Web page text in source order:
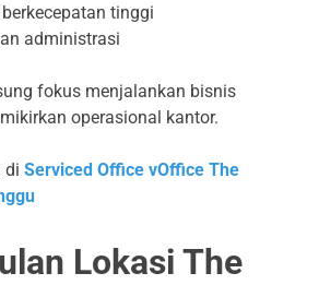
tinggi
administrasi
fokus menjalankan bisnis
operasional kantor.
di Serviced Office vOffice The
Lokasi The